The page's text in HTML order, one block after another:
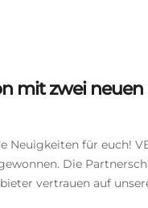
mit zwei
Neuigkeiten für euch!
. Die
vertrauen auf